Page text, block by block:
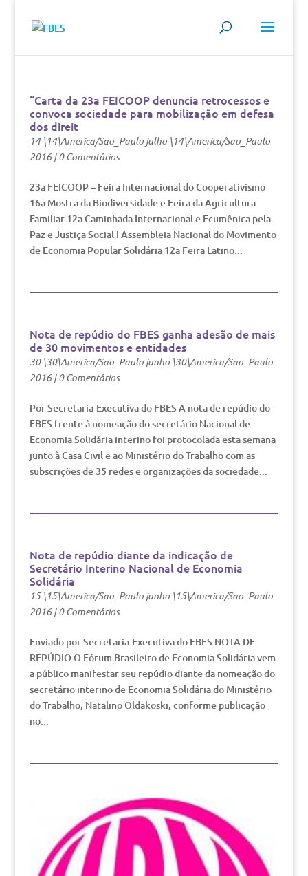
“Carta da 23a FEICOOP denuncia retrocessos e
convoca sociedade para mobilização em defesa
dos direit
14 \14\America/Sao_Paulo julho \14\America/Sao_Paulo
2016|0 Comentários
23a FEICOOP – Feira Internacional do Cooperativismo
16a Mostra da Biodiversidade e Feira da Agricultura
Familiar 12a Caminhada Internacional e Ecumênica pela
Paz e Justiça Social I Assembleia Nacional do Movimento
de Economia Popular Solidária 12a Feira Latino...
Nota de repúdio do FBES ganha adesão de mais
de 30 movimentos e entidades
30 \30\America/Sao_Paulo junho \30\America/Sao_Paulo
2016|0 Comentários
Por Secretaria-Executiva do FBES A nota de repúdio do
FBES frente à nomeação do secretário Nacional de
Economia Solidária interino foi protocolada esta semana
junto à Casa Civil e ao Ministério do Trabalho com as
subscrições de 35 redes e organizações da sociedade...
Nota de repúdio diante da indicação de
Secretário Interino Nacional de Economia
Solidária
15 \15\America/Sao_Paulo junho \15\America/Sao_Paulo
2016|0 Comentários
Enviado por Secretaria-Executiva do FBES NOTA DE
REPÚDIO O Fórum Brasileiro de Economia Solidária vem
a público manifestar seu repúdio diante da nomeação do
secretário interino de Economia Solidária do Ministério
do Trabalho, Natalino Oldakoski, conforme publicação
no...